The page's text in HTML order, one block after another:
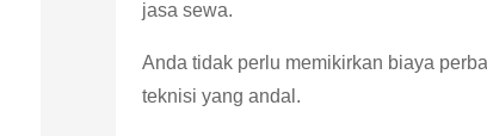
jasa sewa.
Anda tidak perlu memikirkan biaya
teknisi yang andal.